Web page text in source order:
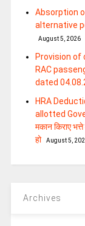
Absorption
alternative
August 5, 2026
Provision of
RAC
dated
HRA
allotted
मकान किराए
हो
August 5,
Archives